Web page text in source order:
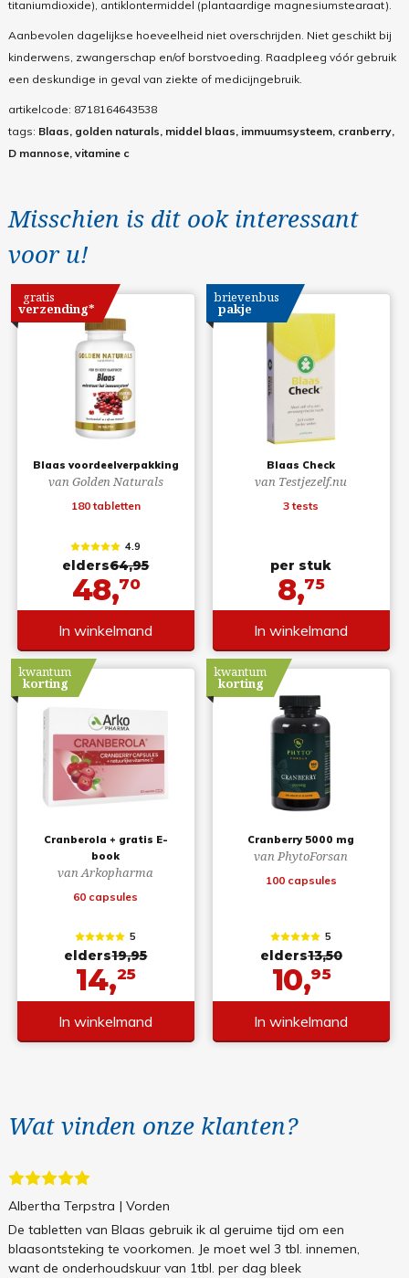
titaniumdioxide), antiklontermiddel (plantaardige magnesiumstearaat).
Aanbevolen dagelijkse hoeveelheid niet overschrijden. Niet geschikt bij
kinderwens, zwangerschap en/of borstvoeding. Raadpleeg vóór gebruik
een deskundige in geval van ziekte of medicijngebruik.
artikelcode: 8718164643538
tags: Blaas, golden naturals, middel blaas, immuumsysteem, cranberry,
D mannose, vitamine c
Misschien is dit ook interessant
voor u!
Blaas voordeelverpakking
van Golden Naturals
180 tabletten
gratis
verzending*
4.9
elders64,95
48,70
In winkelmand
Blaas Check
van Testjezelf.nu
3 tests
brievenbus
pakje
per stuk
8,75
In winkelmand
Cranberola + gratis E-
book
van Arkopharma
60 capsules
kwantum
korting
5
elders19,95
14,25
In winkelmand
Cranberry 5000 mg
van PhytoForsan
100 capsules
kwantum
korting
5
elders13,50
10,95
In winkelmand
Wat vinden onze klanten?
Albertha Terpstra | Vorden
De tabletten van Blaas gebruik ik al geruime tijd om een
blaasontsteking te voorkomen. Je moet wel 3 tbl. innemen,
want de onderhoudskuur van 1tbl. per dag bleek